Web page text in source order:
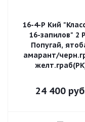
16-4-Р Кий
16-запилов" 2
Попугай,
амарант/
24 400